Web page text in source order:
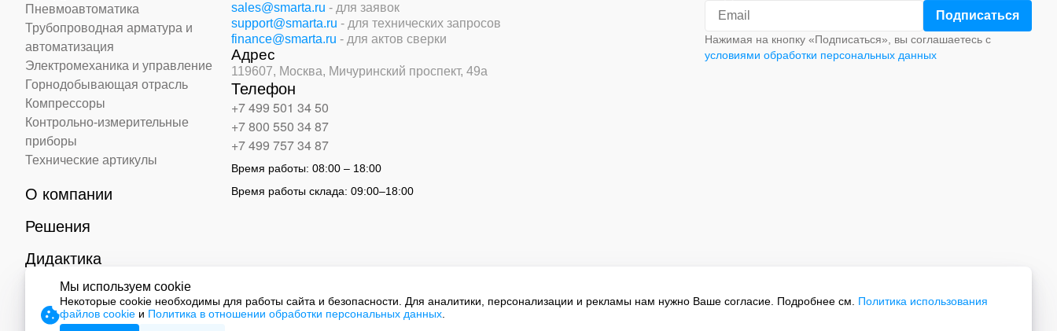
Пневмоавтоматика
Трубопроводная арматура и
автоматизация
Электромеханика и управление
Горнодобывающая отрасль
Компрессоры
Контрольно-измерительные
приборы
Технические артикулы
О компании
Решения
Дидактика
Контакты
sales@smarta.ru - для заявок
support@smarta.ru - для технических запросов
finance@smarta.ru - для актов сверки
Адрес
119607, Москва, Мичуринский проспект, 49а
Телефон
+7 499 501 34 50
+7 800 550 34 87
+7 499 757 34 87
Время работы:08:00 – 18:00
Время работы склада:09:00–18:00
Нажимая на кнопку «Подписаться», вы соглашаетесь с
условиями обработки персональных данных
Мы используем cookie
Некоторые cookie необходимы для работы сайта и безопасности. Для аналитики, персонализации и рекламы нам нужно Ваше согласие. Подробнее см. Политика использования
файлов cookie и Политика в отношении обработки персональных данных